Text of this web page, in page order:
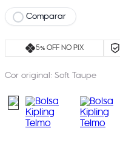
Comparar
5% OFF NO PIX
Cor original: Soft Taupe